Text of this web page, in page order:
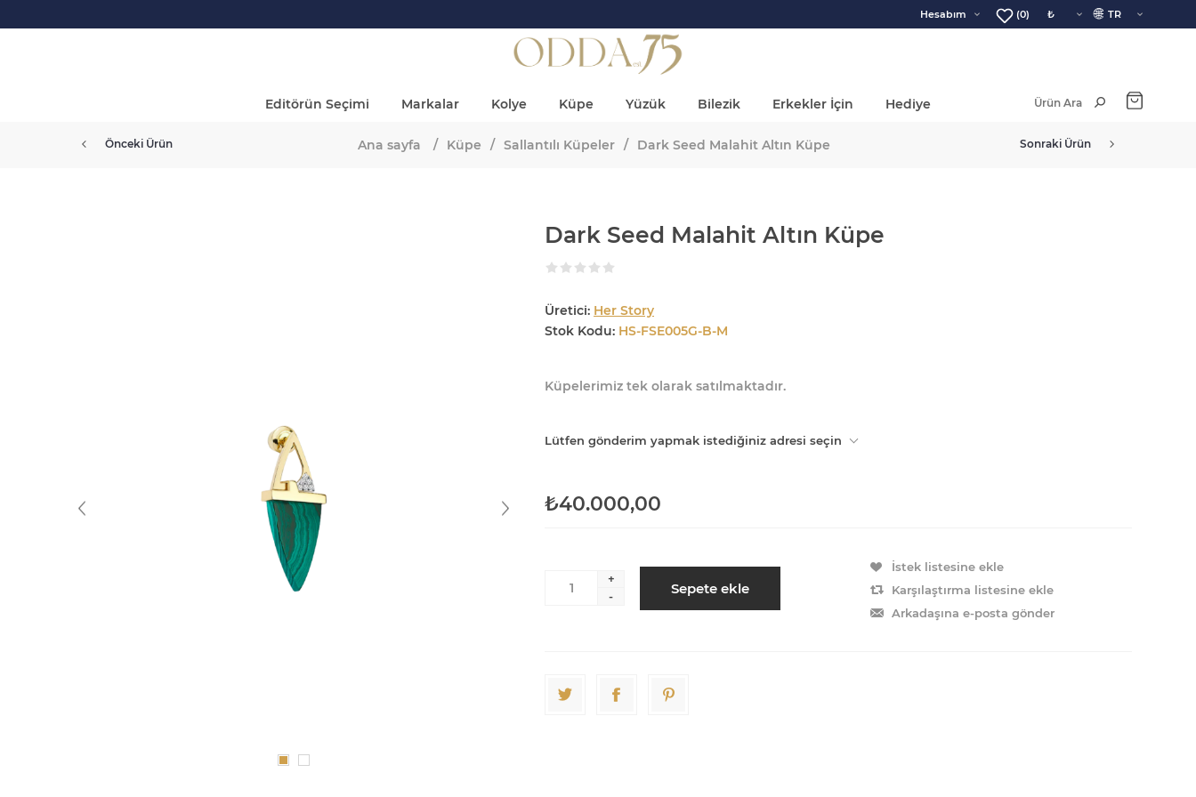
Hesabım (0) 🌐
Editörün Seçimi Markalar Kolye Küpe Yüzük Bilezik Erkekler İçin Hediye
Ana sayfa / Küpe / Sallantılı Küpeler / Dark Seed Malahit Altın Küpe
Önceki Ürün Sonraki Ürün
Dark Seed Malahit Altın Küpe
Üretici: Her Story
Stok Kodu: HS-FSE005G-B-M
Küpelerimiz tek olarak satılmaktadır.
Lütfen gönderim yapmak istediğiniz adresi seçin
₺40.000,00
+
-
Sepete ekle
İstek listesine ekle
Karşılaştırma listesine ekle
Arkadaşına e-posta gönder